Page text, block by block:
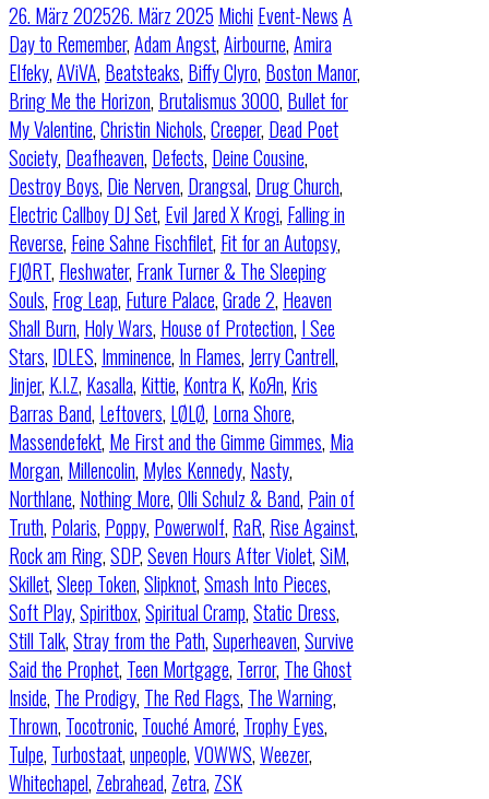
26. März 202526. März 2025 Michi Event-NewsA
Day to Remember,Adam Angst,Airbourne,Amira
Elfeky,AViVA, Beatsteaks, Biffy Clyro, Boston Manor,
Bring Me the Horizon, Brutalismus 3000, Bullet for
My Valentine,Christin Nichols,Creeper, Dead Poet
Society, Deafheaven, Defects, Deine Cousine,
Destroy Boys, Die Nerven, Drangsal, Drug Church,
Electric Callboy DJ Set, Evil Jared X Krogi, Falling in
Reverse, Feine Sahne Fischfilet, Fit for an Autopsy,
FJØRT, Fleshwater, Frank Turner & The Sleeping
Souls, Frog Leap, Future Palace,Grade 2, Heaven
Shall Burn, Holy Wars, House of Protection, I See
Stars, IDLES, Imminence, In Flames, Jerry Cantrell,
Jinjer, K.I.Z, Kasalla, Kittie, Kontra K, KoЯn, Kris
Barras Band, Leftovers, LØLØ, Lorna Shore,
Massendefekt, Me First and the Gimme Gimmes, Mia
Morgan, Millencolin, Myles Kennedy, Nasty,
Northlane, Nothing More,Olli Schulz & Band, Pain of
Truth, Polaris, Poppy, Powerwolf, RaR, Rise Against,
Rock am Ring,SDP,Seven Hours After Violet,SiM,
Skillet,Sleep Token,Slipknot,Smash Into Pieces,
Soft Play,Spiritbox,Spiritual Cramp,Static Dress,
Still Talk,Stray from the Path,Superheaven,Survive
Said the Prophet, Teen Mortgage, Terror, The Ghost
Inside, The Prodigy, The Red Flags, The Warning,
Thrown, Tocotronic, Touché Amoré, Trophy Eyes,
Tulpe, Turbostaat,unpeople,VOWWS,Weezer,
Whitechapel, Zebrahead, Zetra, ZSK